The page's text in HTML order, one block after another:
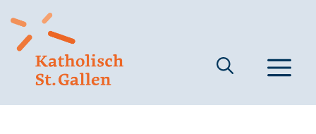
zum
Inhalt